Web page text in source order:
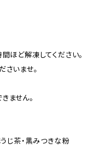
ほど解凍してください。
いませ。
ません。
うじ茶・黒みつきな粉